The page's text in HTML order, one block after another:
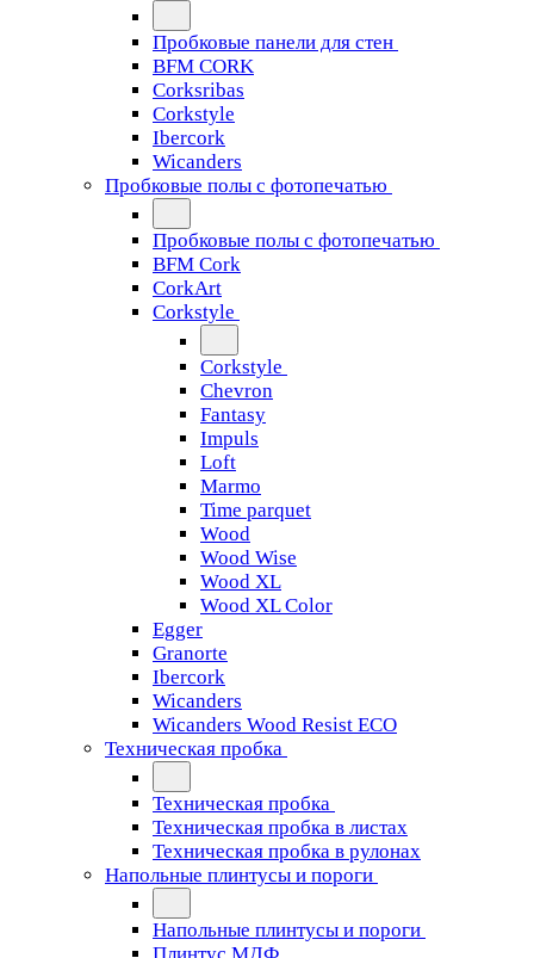
Пробковые панели для стен
BFM CORK
Corksribas
Corkstyle
Ibercork
Wicanders
Пробковые полы с фотопечатью
Пробковые полы с фотопечатью
BFM Cork
CorkArt
Corkstyle
Corkstyle
Chevron
Fantasy
Impuls
Loft
Marmo
Time parquet
Wood
Wood Wise
Wood XL
Wood XL Color
Egger
Granorte
Ibercork
Wicanders
Wicanders Wood Resist ECO
Техническая пробка
Техническая пробка
Техническая пробка в листах
Техническая пробка в рулонах
Напольные плинтусы и пороги
Напольные плинтусы и пороги